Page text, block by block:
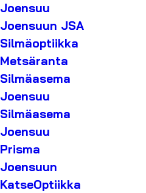
Joensuu
Joensuun JSA
Silmäoptiikka
Metsäranta
Silmäasema
Joensuu
Silmäasema
Joensuu
Prisma
Joensuun
KatseOptiikka